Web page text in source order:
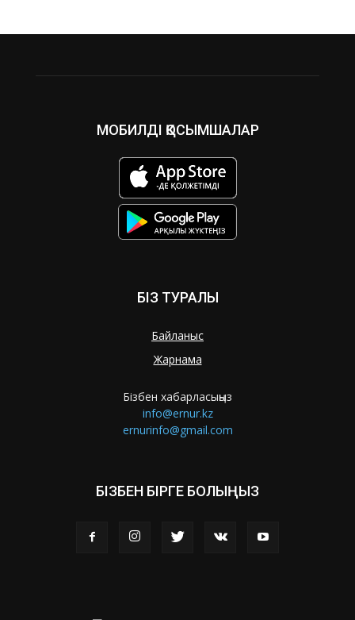
МОБИЛДІ ҚОСЫМШАЛАР
БІЗ ТУРАЛЫ
Байланыс
Жарнама
Бізбен хабарласыңыз
info@ernur.kz
ernurinfo@gmail.com
БІЗБЕН БІРГЕ БОЛЫҢЫЗ